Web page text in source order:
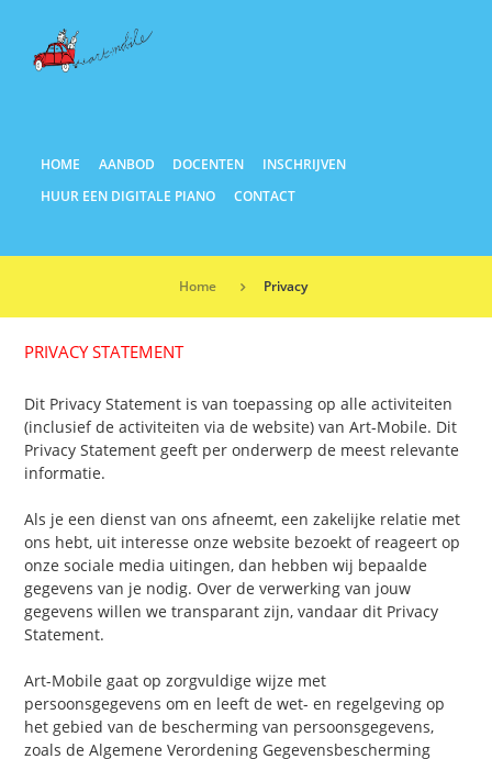
HOME AANBOD DOCENTEN
INSCHRIJVEN
HUUR EEN DIGITALE PIANO
CONTACT
Home Privacy
PRIVACY STATEMENT
Dit Privacy Statement is van toepassing op alle activiteiten
(inclusief de activiteiten via de website) van Art-Mobile. Dit
Privacy Statement geeft per onderwerp de meest relevante
informatie.
Als je een dienst van ons afneemt, een zakelijke relatie met
ons hebt, uit interesse onze website bezoekt of reageert op
onze sociale media uitingen, dan hebben wij bepaalde
gegevens van je nodig. Over de verwerking van jouw
gegevens willen we transparant zijn, vandaar dit Privacy
Statement.
Art-Mobile gaat op zorgvuldige wijze met
persoonsgegevens om en leeft de wet- en regelgeving op
het gebied van de bescherming van persoonsgegevens,
zoals de Algemene Verordening Gegevensbescherming